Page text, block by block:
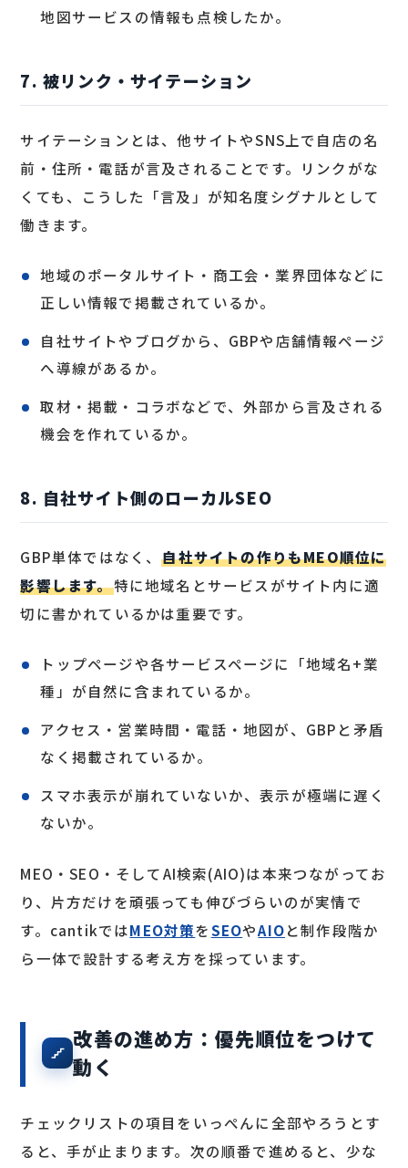
地図サービスの情報も点検したか。
7. 被リンク・サイテーション
サイテーションとは、他サイトやSNS上で自店の名
前・住所・電話が言及されることです。リンクがな
くても、こうした「言及」が知名度シグナルとして
働きます。
地域のポータルサイト・商工会・業界団体などに
正しい情報で掲載されているか。
自社サイトやブログから、GBPや店舗情報ページ
へ導線があるか。
取材・掲載・コラボなどで、外部から言及される
機会を作れているか。
8. 自社サイト側のローカルSEO
GBP単体ではなく、自社サイトの作りもMEO順位に
影響します。特に地域名とサービスがサイト内に適
切に書かれているかは重要です。
トップページや各サービスページに「地域名+業
種」が自然に含まれているか。
アクセス・営業時間・電話・地図が、GBPと矛盾
なく掲載されているか。
スマホ表示が崩れていないか、表示が極端に遅く
ないか。
MEO・SEO・そしてAI検索(AIO)は本来つながってお
り、片方だけを頑張っても伸びづらいのが実情で
す。cantikではMEO対策をSEOやAIOと制作段階か
ら一体で設計する考え方を採っています。
改善の進め方：優先順位をつけて
動く
チェックリストの項目をいっぺんに全部やろうとす
ると、手が止まります。次の順番で進めると、少な